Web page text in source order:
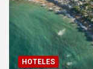
HOTELES